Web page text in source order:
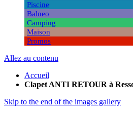
Piscine
Balneo
Camping
Maison
Promos
Allez au contenu
Accueil
Clapet ANTI RETOUR à
Skip to the end of the images gallery